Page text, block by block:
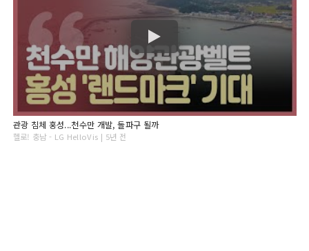
관광 침체 홍성...천수만 개발, 돌파구 될까
헬로! 충남 - LG HelloVis | 5년 전